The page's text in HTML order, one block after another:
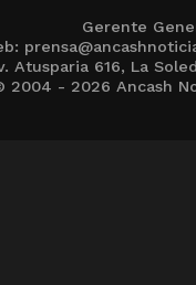
Gerente
Atusparia 616, La
2004 - 2026 Ancash